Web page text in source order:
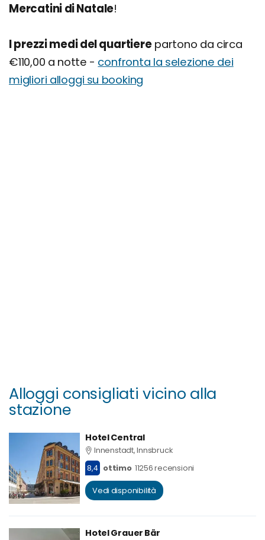
Mercatini di Natale!
I prezzi medi del quartierepartono da circa
€110,00 a notte - confronta la selezione dei
migliori alloggi su booking
Alloggi consigliati vicino alla
stazione
Hotel Central
Innenstadt, Innsbruck
8,4 ottimo 11256 recensioni
Vedi disponibilità
Hotel Grauer Bär